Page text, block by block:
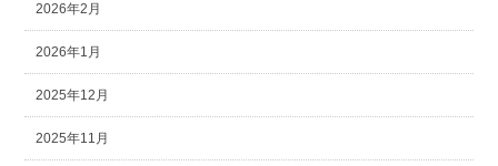
2026年2月
2026年1月
2025年12月
2025年11月